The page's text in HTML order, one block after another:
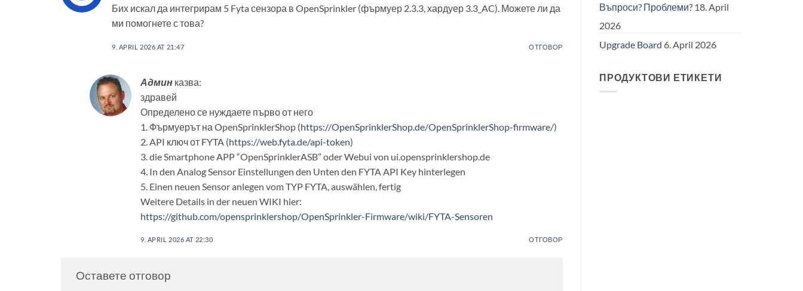
Бих искал да интегрирам 5 Fyta сензора в OpenSprinkler (фърмуер 2.3.3, хардуер 3.3_AC). Можете ли да
ми помогнете с това?
9. APRIL 2026 AT 21:47 ОТГОВОР
Админ казва:
здравей
Определено се нуждаете първо от него
1. Фърмуерът на OpenSprinklerShop (https://OpenSprinklerShop.de/OpenSprinklerShop-firmware/)
2. API ключ от FYTA (https://web.fyta.de/api-token)
3. die Smartphone APP “OpenSprinklerASB” oder Webui von ui.opensprinklershop.de
4. In den Analog Sensor Einstellungen den Unten den FYTA API Key hinterlegen
5. Einen neuen Sensor anlegen vom TYP FYTA, auswählen, fertig
Weitere Details in der neuen WIKI hier:
https://github.com/opensprinklershop/OpenSprinkler-Firmware/wiki/FYTA-Sensoren
9. APRIL 2026 AT 22:30 ОТГОВОР
Оставете отговор
Въпроси? Проблеми? 18. April
2026
Upgrade Board 6. April 2026
ПРОДУКТОВИ ЕТИКЕТИ